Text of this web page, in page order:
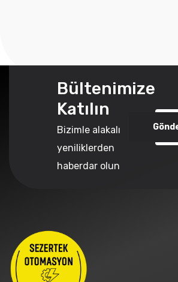
Bültenimize
Katılın
Bizimle alakalı
yeniliklerden
haberdar olun